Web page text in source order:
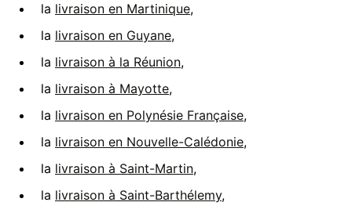
la livraison en Martinique,
la livraison en Guyane,
la livraison à la Réunion,
la livraison à Mayotte,
la livraison en Polynésie Française,
la livraison en Nouvelle-Calédonie,
la livraison à Saint-Martin,
la livraison à Saint-Barthélemy,